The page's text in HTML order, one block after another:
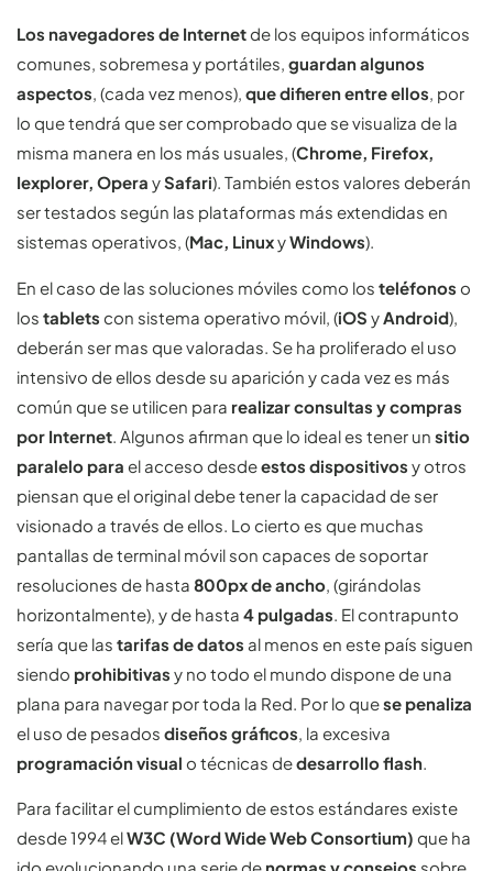
Los navegadores de Internetde los equipos informáticos
comunes, sobremesa y portátiles, guardan algunos
aspectos, (cada vez menos), que difieren entre ellos, por
lo que tendrá que ser comprobado que se visualiza de la
misma manera en los más usuales, (Chrome, Firefox,
Iexplorer, Opera ySafari). También estos valores deberán
ser testados según las plataformas más extendidas en
sistemas operativos, (Mac, LinuxyWindows).
En el caso de las soluciones móviles como los teléfonos o
los tablets con sistema operativo móvil, (iOS y Android),
deberán ser mas que valoradas. Se ha proliferado el uso
intensivo de ellos desde su aparición y cada vez es más
común que se utilicen para realizar consultas y compras
por Internet . Algunos afirman que lo ideal es tener un sitio
paralelo para el acceso desdeestos dispositivos y otros
piensan que el original debe tener la capacidad de ser
visionado a través de ellos. Lo cierto es que muchas
pantallas de terminal móvil son capaces de soportar
resoluciones de hasta 800px de ancho , (girándolas
horizontalmente), y de hasta 4 pulgadas . El contrapunto
sería que las tarifas de datos al menos en este país siguen
siendo prohibitivas y no todo el mundo dispone de una
plana para navegar por toda la Red. Por lo quese penaliza
el uso de pesados diseños gráficos , la excesiva
programación visual o técnicas dedesarrollo flash
Para facilitar el cumplimiento de estos estándares existe
desde 1994 elW3C (Word Wide Web Consortium) que ha